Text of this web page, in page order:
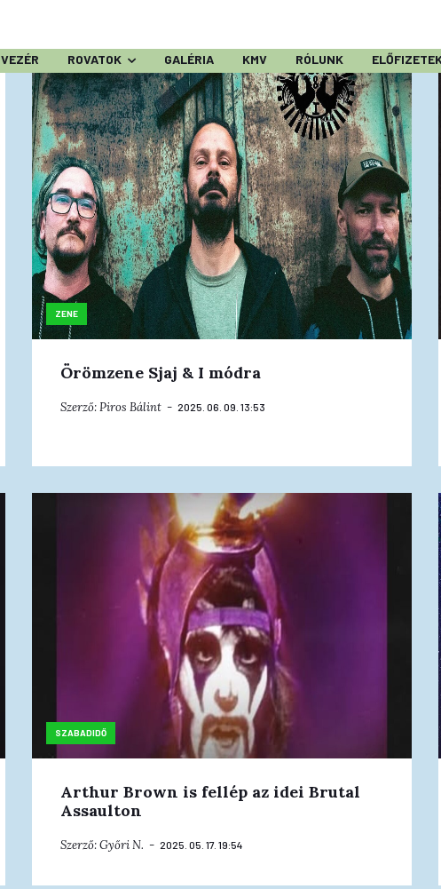
VEZÉR ROVATOK GALÉRIA KMV RÓLUNK
ZENE
Örömzene Sjaj & I módra
Szerző:Piros Bálint 2025. 06. 09. 13:53
SZABADIDŐ
Arthur Brown is fellép az idei Brutal
Assaulton
Szerző:Győri N. 2025. 05. 17. 19:54